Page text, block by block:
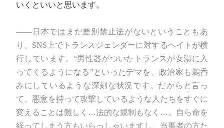
いくといいと思います。
――日本ではまだ差別禁止法がないということもあ
り、SNS上でトランスジェンダーに対するヘイトが横
行しています。“男性器がついたトランスが女湯に入
ってくるようになる”といったデマを、政治家も鵜呑
みにしているような深刻な状況です。だからと言っ
て、悪意を持って攻撃しているような人たちをすぐに
変えることは難しく…法的な規制もなく…。自ら命を
経ってしまう方もいらっしゃいますし、当事者の方た